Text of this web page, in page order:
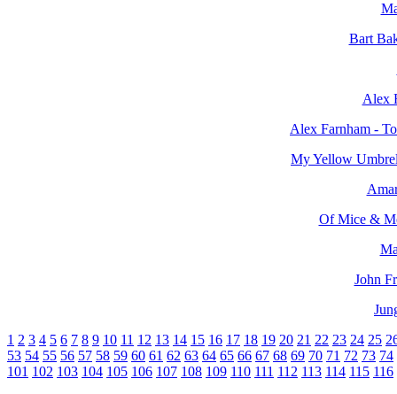
Bart
Alex
Alex Farnham -
My Yellow
Of Mice &
John
1 2 3 4 5 6 7 8 9 10 11 12 13 14 15 16 17 18 19 20 21 22 23 24 25
53 54 55 56 57 58 59 60 61 62 63 64 65 66 67 68 69 70 71 72 73 74
101 102 103 104 105 106 107 108 109 110 111 112 113 114 115 116